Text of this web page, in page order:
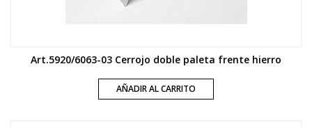
Art.5920/6063-03 Cerrojo doble paleta frente hierro
AÑADIR AL CARRITO